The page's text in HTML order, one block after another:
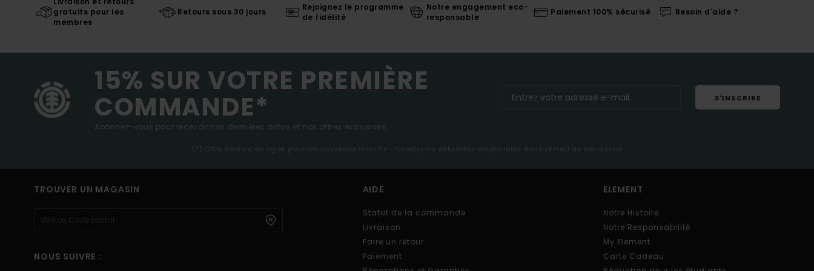
gratuits pour les
membres
Retours sous 30 jours
Rejoignez le programme
de fidélité
Notre engagement eco-
responsable
Paiement 100% sécurisé Besoin d'aide ?
15% SUR VOTRE PREMIÈRE
COMMANDE*
Abonnez-vous pour recevoir nos dernières actus et nos offres exclusives.
S'INSCRIRE
(*) Offre valable en ligne pour les nouveaux inscrits - Conditions détaillées disponibles dans l'email de bienvenue
TROUVER UN MAGASIN
NOUS SUIVRE :
AIDE
Statut de la commande
Livraison
Faire un retour
Paiement
ELEMENT
Notre Histoire
Notre Responsabilité
My Element
Carte Cadeau